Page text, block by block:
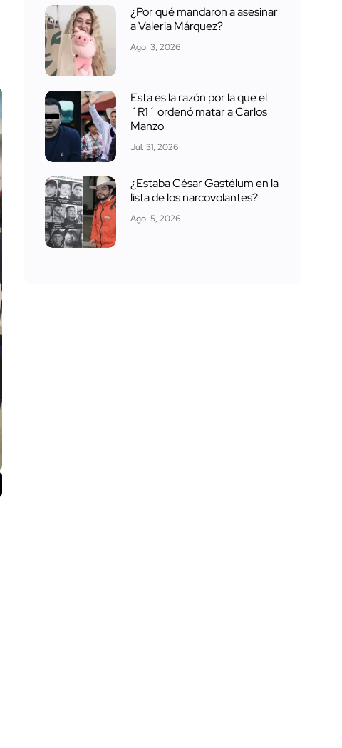
¿Por qué mandaron a asesinar
a Valeria Márquez?
Ago. 3, 2026
Esta es la razón por la que el
´R1´ ordenó matar a Carlos
Manzo
Jul. 31, 2026
¿Estaba César Gastélum en la
lista de los narcovolantes?
Ago. 5, 2026